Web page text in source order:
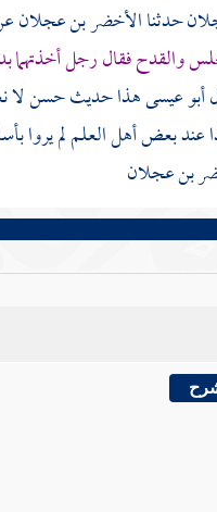
حدثناالأخضر بن عجلان
والقدح فقال رجل أخذتهما
أبو عيسى هذا حديث حسن لا
بعض أهل العلم لم يروا
بن عجلان